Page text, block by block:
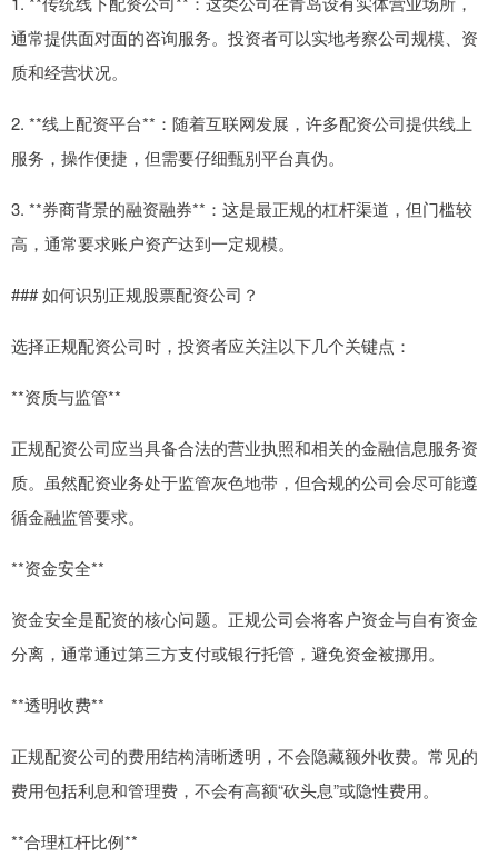
通常提供面对面的咨询服务。投资者可以实地考察公司规模、资
质和经营状况。
2. **线上配资平台**：随着互联网发展，许多配资公司提供线上
服务，操作便捷，但需要仔细甄别平台真伪。
3. **券商背景的融资融券**：这是最正规的杠杆渠道，但门槛较
高，通常要求账户资产达到一定规模。
### 如何识别正规股票配资公司？
选择正规配资公司时，投资者应关注以下几个关键点：
**资质与监管**
正规配资公司应当具备合法的营业执照和相关的金融信息服务资
质。虽然配资业务处于监管灰色地带，但合规的公司会尽可能遵
循金融监管要求。
**资金安全**
资金安全是配资的核心问题。正规公司会将客户资金与自有资金
分离，通常通过第三方支付或银行托管，避免资金被挪用。
**透明收费**
正规配资公司的费用结构清晰透明，不会隐藏额外收费。常见的
费用包括利息和管理费，不会有高额“砍头息”或隐性费用。
**合理杠杆比例**